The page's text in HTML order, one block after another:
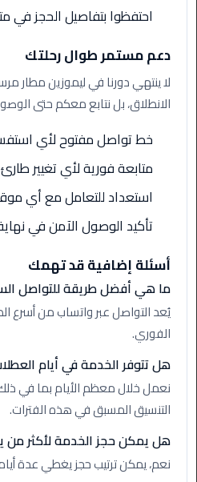
ليموزين
مكاتب
ليموزين
ليموزين
مايو
ليموزين
حلوان
ليموزين
الإسماعيلية
ليموزين
ليموزين
البحيرة
ليموزين
بلطيم
احتفظوا بتفاصيل الحجز في
دعم مستمر طوال رحلتك
لا ينتهي دورنا في ليموزين مطار
الانطلاق، بل نتابع معكم حتى
خط تواصل مفتوح لأي
متابعة فورية لأي تغيير
استعداد للتعامل مع أي
تأكيد الوصول الآمن في
أسئلة إضافية قد تهمك
ما هي أفضل طريقة للتواصل
يُعد التواصل عبر واتساب من أسرع
الفوري.
هل تتوفر الخدمة في أيام
نعمل خلال معظم الأيام بما في
التنسيق المسبق في هذه الفترات.
هل يمكن حجز الخدمة لأكثر من
نعم، يمكن ترتيب حجز يغطي عدة